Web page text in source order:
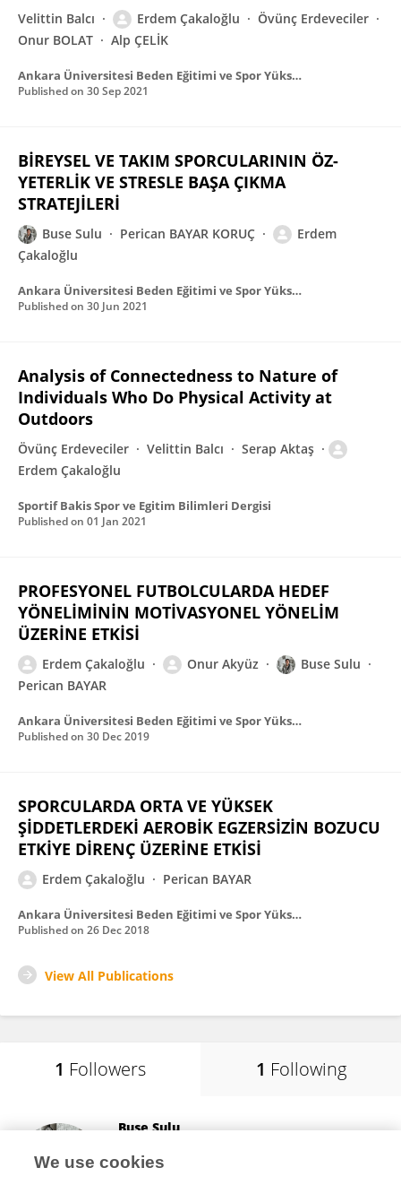
Velittin Balcı Erdem Çakaloğlu
Övünç Erdeveciler
Onur BOLAT
Alp ÇELİK
Ankara Üniversitesi Beden Eğitimi ve Spor Yüksekokulu SPORMETRE Beden Eğitimi ve Spor Bilimleri Dergisi
Published on 30 Sep 2021
BİREYSEL VE TAKIM SPORCULARININ ÖZ-
YETERLİK VE STRESLE BAŞA ÇIKMA
STRATEJİLERİ
Buse Sulu Perican BAYAR KORUÇ
Erdem
Çakaloğlu
Ankara Üniversitesi Beden Eğitimi ve Spor Yüksekokulu SPORMETRE Beden Eğitimi ve Spor Bilimleri Dergisi
Published on 30 Jun 2021
Analysis of Connectedness to Nature of
Individuals Who Do Physical Activity at
Outdoors
Övünç Erdeveciler Velittin Balcı
Serap Aktaş
Erdem Çakaloğlu
Sportif Bakis Spor ve Egitim Bilimleri Dergisi
Published on 01 Jan 2021
PROFESYONEL FUTBOLCULARDA HEDEF
YÖNELİMİNİN MOTİVASYONEL YÖNELİM
ÜZERİNE ETKİSİ
Erdem Çakaloğlu Onur Akyüz
Buse Sulu
Perican BAYAR
Ankara Üniversitesi Beden Eğitimi ve Spor Yüksekokulu SPORMETRE Beden Eğitimi ve Spor Bilimleri Dergisi
Published on 30 Dec 2019
SPORCULARDA ORTA VE YÜKSEK
ŞİDDETLERDEKİ AEROBİK EGZERSİZİN BOZUCU
ETKİYE DİRENÇ ÜZERİNE ETKİSİ
Erdem Çakaloğlu Perican BAYAR
Ankara Üniversitesi Beden Eğitimi ve Spor Yüksekokulu SPORMETRE Beden Eğitimi ve Spor Bilimleri Dergisi
Published on 26 Dec 2018
View All Publications
1 Followers 1 Following
Buse Sulu
Istanbul, Türkiye
We use cookies